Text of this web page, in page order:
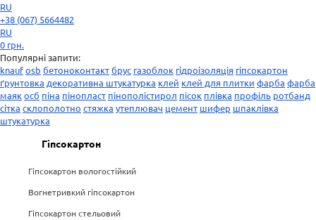
RU
+38 (067) 5664482
RU
0 грн.
Популярні запити:
knaufosb бетоноконтактбрус газоблок гідроізоляція гіпсокартон
ґрунтовка декоративна штукатурка клей клей для плитки фарба фарба
маякосб піна пінопласт пінополістирол пісок плівка профіль ротбанд
сітка склополотно стяжка утеплювач цемент шифер шпаклівка
штукатурка
Гіпсокартон
Гіпсокартон вологостійкий
Вогнетривкий гіпсокартон
Гіпсокартон стельовий